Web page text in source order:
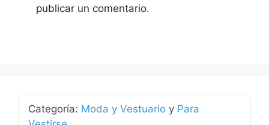
publicar un comentario.
Categoría: Moda y Vestuario y Para